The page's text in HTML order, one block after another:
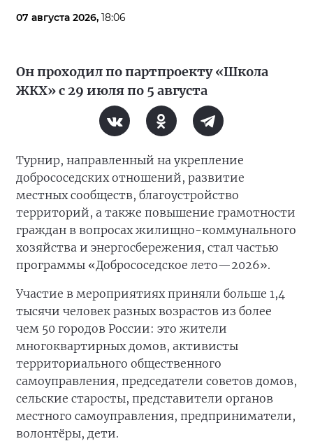
07 августа 2026, 18:06
Он проходил по партпроекту «Школа
ЖКХ» с 29 июля по 5 августа
Турнир, направленный на укрепление
добрососедских отношений, развитие
местных сообществ, благоустройство
территорий, а также повышение грамотности
граждан в вопросах жилищно-коммунального
хозяйства и энергосбережения, стал частью
программы «Добрососедское лето—2026».
Участие в мероприятиях приняли больше 1,4
тысячи человек разных возрастов из более
чем 50 городов России: это жители
многоквартирных домов, активисты
территориального общественного
самоуправления, председатели советов домов,
сельские старосты, представители органов
местного самоуправления, предприниматели,
волонтёры, дети.